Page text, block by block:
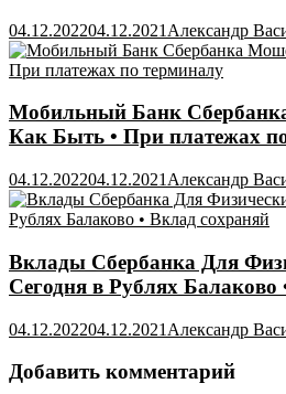
04.12.202204.12.2021 Александр
Мобильный Банк
Как Быть • При платежах
04.12.202204.12.2021 Александр
Вклады Сбербанка Для
Сегодня в Рублях Балаково
04.12.202204.12.2021 Александр
Добавить комментарий